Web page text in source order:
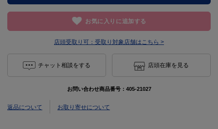
お気に入りに追加する
店頭受取り可： 受取り対象店舗はこちら >
チャット相談をする 店頭在庫を見る
お問い合わせ商品番号： 405-21027
返品について お取り寄せについて